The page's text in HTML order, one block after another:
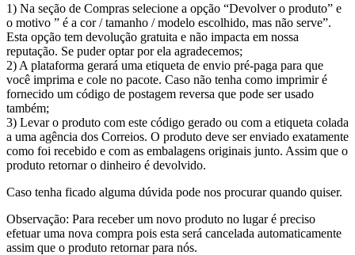
1) Na seção de Compras selecione a opção “Devolver o produto” e
o motivo ” é a cor / tamanho / modelo escolhido, mas não serve”.
Esta opção tem devolução gratuita e não impacta em nossa
reputação. Se puder optar por ela agradecemos;
2) A plataforma gerará uma etiqueta de envio pré-paga para que
você imprima e cole no pacote. Caso não tenha como imprimir é
fornecido um código de postagem reversa que pode ser usado
também;
3) Levar o produto com este código gerado ou com a etiqueta colada
a uma agência dos Correios. O produto deve ser enviado exatamente
como foi recebido e com as embalagens originais junto. Assim que o
produto retornar o dinheiro é devolvido.
Caso tenha ficado alguma dúvida pode nos procurar quando quiser.
Observação: Para receber um novo produto no lugar é preciso
efetuar uma nova compra pois esta será cancelada automaticamente
assim que o produto retornar para nós.